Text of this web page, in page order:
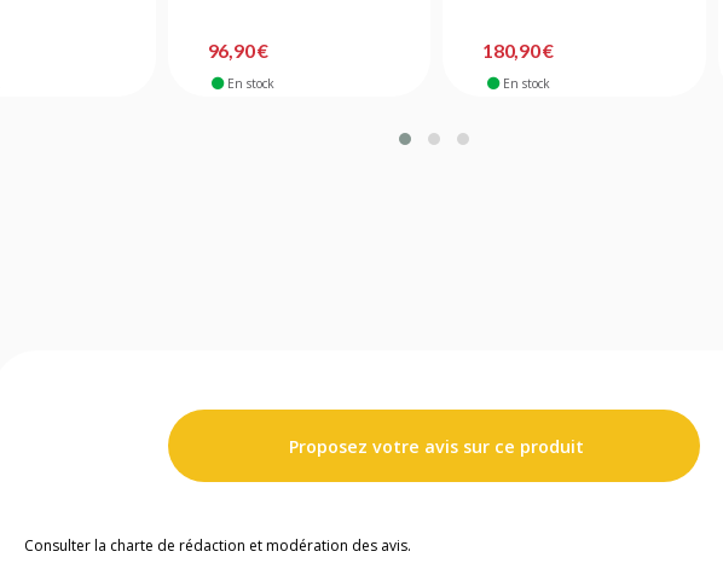
96,90 €
En stock
180,90 €
En stock
Proposez votre avis sur ce produit
Consulter la charte de rédaction et modération des avis.